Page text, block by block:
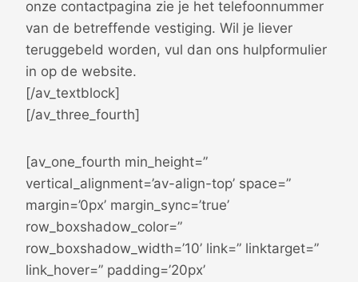
onze contactpagina zie je het telefoonnummer
van de betreffende vestiging. Wil je liever
teruggebeld worden, vul dan ons hulpformulier
in op de website.
[/av_textblock]
[/av_three_fourth]
[av_one_fourth min_height=”
vertical_alignment=’av-align-top’ space=”
margin=’0px’ margin_sync=’true’
row_boxshadow_color=”
row_boxshadow_width=’10’ link=” linktarget=”
link_hover=” padding=’20px’